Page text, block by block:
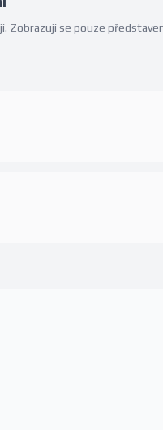
Zobrazují se pouze